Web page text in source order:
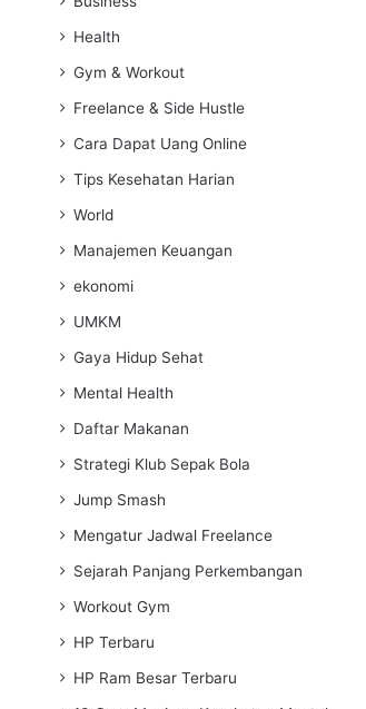
Health
Gym & Workout
Freelance & Side Hustle
Cara Dapat Uang Online
Tips Kesehatan Harian
World
Manajemen Keuangan
ekonomi
UMKM
Gaya Hidup Sehat
Mental Health
Daftar Makanan
Strategi Klub Sepak Bola
Jump Smash
Mengatur Jadwal Freelance
Sejarah Panjang Perkembangan
Workout Gym
HP Terbaru
HP Ram Besar Terbaru